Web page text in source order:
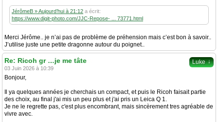
JérômeB » Aujourd’hui à 21:12 a écrit:
https://www.digit-photo.com/JJC-Repose- ... 73771.html
Merci Jérôme.. je n’ai pas de problème de préhension mais c’est bon à savoir..
J’utilise juste une petite dragonne autour du poignet..
Luke ↓
Re: Ricoh gr …je me tâte
03 Juin 2026 à 10:39
Bonjour,
Il ya quelques années je cherchais un compact, et puis le Ricoh faisait partie
des choix, au final j'ai mis un peu plus et j'ai pris un Leica Q 1.
Je ne le regrette pas, c'est plus encombrant, mais sincèrement tres agréable de
vivre avec.